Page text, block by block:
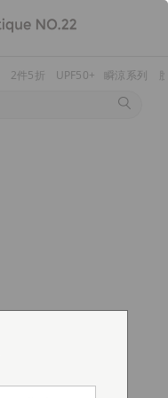
2件5折 UPF50+ 瞬涼系列